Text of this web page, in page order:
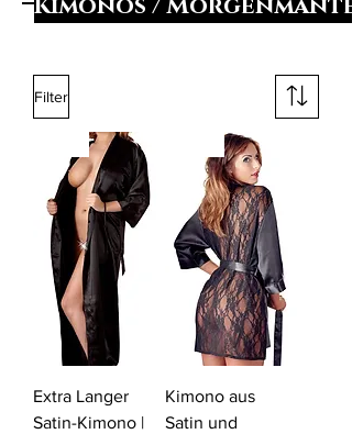
Kimonos /
Filter
Extra Langer
Satin-Kimono |
Kimono aus
Satin und